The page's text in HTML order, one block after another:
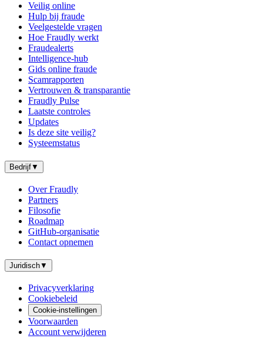
Veilig online
Hulp bij fraude
Veelgestelde vragen
Hoe Fraudly werkt
Fraudealerts
Intelligence-hub
Gids online fraude
Scamrapporten
Vertrouwen & transparantie
Fraudly Pulse
Laatste controles
Updates
Is deze site veilig?
Systeemstatus
Bedrijf▼
Over Fraudly
Partners
Filosofie
Roadmap
GitHub-organisatie
Contact opnemen
Juridisch▼
Privacyverklaring
Cookiebeleid
Cookie-instellingen
Voorwaarden
Account verwijderen